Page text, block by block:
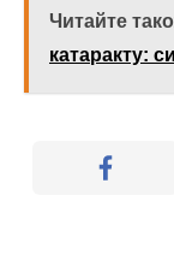
Читайте
катаракту: